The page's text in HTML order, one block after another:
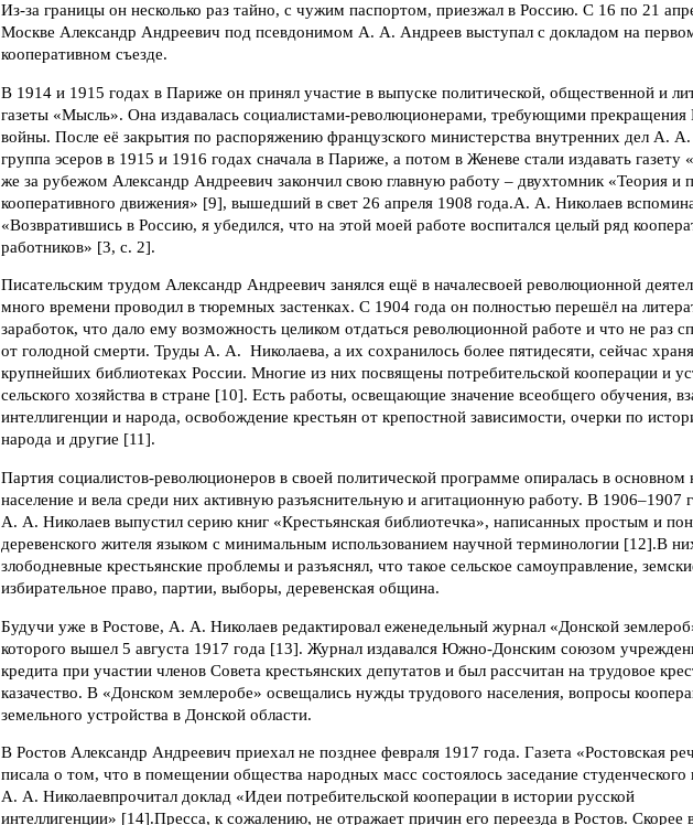
Из-за границы он несколько раз тайно, с чужим паспортом, приезжал в Россию. С 16 по 21
Москве Александр Андреевич под псевдонимом А. А. Андреев выступал с докладом на
кооперативном съезде.
В 1914 и 1915 годах в Париже он принял участие в выпуске политической, общественной и
газеты «Мысль». Она издавалась социалистами-революционерами, требующими
войны. После её закрытия по распоряжению французского министерства внутренних дел А.
группа эсеров в 1915 и 1916 годах сначала в Париже, а потом в Женеве стали издавать
же за рубежом Александр Андреевич закончил свою главную работу – двухтомник «Теория и
кооперативного движения» [9], вышедший в свет 26 апреля 1908 года.А. А. Николаев
«Возвратившись в Россию, я убедился, что на этой моей работе воспитался целый ряд
работников» [3, с. 2].
Писательским трудом Александр Андреевич занялся ещё в началесвоей революционной
много времени проводил в тюремных застенках. С 1904 года он полностью перешёл на
заработок, что дало ему возможность целиком отдаться революционной работе и что не раз
от голодной смерти. Труды А. А. Николаева, а их сохранилось более пятидесяти, сейчас
крупнейших библиотеках России. Многие из них посвящены потребительской кооперации и
сельского хозяйства в стране [10]. Есть работы, освещающие значение всеобщего обучения,
интеллигенции и народа, освобождение крестьян от крепостной зависимости, очерки по
народа и другие [11].
Партия социалистов-революционеров в своей политической программе опиралась в основном
население и вела среди них активную разъяснительную и агитационную работу. В 1906–1907
А. А. Николаев выпустил серию книг «Крестьянская библиотечка», написанных простым и
деревенского жителя языком с минимальным использованием научной терминологии [12].В
злободневные крестьянские проблемы и разъяснял, что такое сельское самоуправление,
избирательное право, партии, выборы, деревенская община.
Будучи уже в Ростове, А. А. Николаев редактировал еженедельный журнал «Донской
которого вышел 5 августа 1917 года [13]. Журнал издавался Южно-Донским союзом
кредита при участии членов Совета крестьянских депутатов и был рассчитан на трудовое
казачество. В «Донском землеробе» освещались нужды трудового населения, вопросы
земельного устройства в Донской области.
В Ростов Александр Андреевич приехал не позднее февраля 1917 года. Газета «Ростовская
писала о том, что в помещении общества народных масс состоялось заседание студенческого
А. А. Николаевпрочитал доклад «Идеи потребительской кооперации в истории русской
интеллигенции» [14].Пресса, к сожалению, не отражает причин его переезда в Ростов. Скорее